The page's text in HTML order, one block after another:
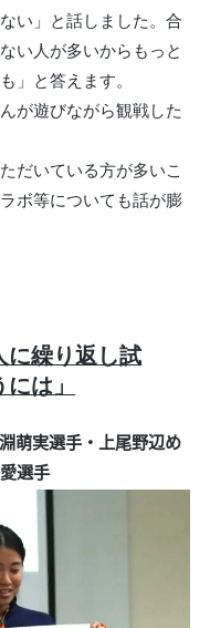
い」と話しました。合
い人が多いからもっと
」と答えます。
が遊びながら観戦した
だいている方が多いこ
ボ等についても話が膨
に繰り返し試
は」
萌実選手・上尾野辺め
選手